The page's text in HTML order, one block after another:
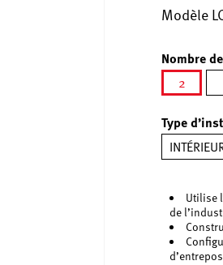
Modèle
Nombre
2
Type
Utilise
de